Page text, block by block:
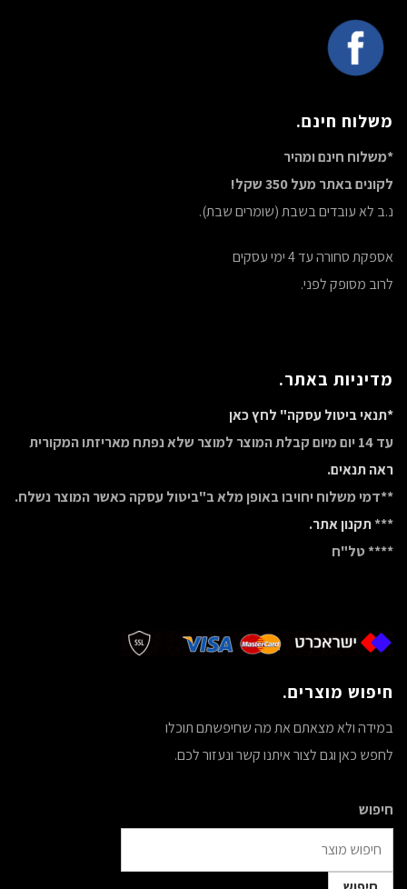
משלוח חינם.
*משלוח חינם ומהיר
לקונים באתר מעל 350 שקל!
נ.ב לא עובדים בשבת (שומרים שבת).
אספקת סחורה עד 4 ימי עסקים
לרוב מסופק לפני.
מדיניות באתר.
*תנאי ביטול עסקה" לחץ כאן
עד 14 יום מיום קבלת המוצר למוצר שלא נפתח מאריזתו המקורית
ראה תנאים.
**דמי משלוח יחויבו באופן מלא ב"ביטול עסקה כאשר המוצר נשלח.
***תקנון אתר.
**** טל"ח
חיפוש מוצרים.
במידה ולא מצאתם את מה שחיפשתם תוכלו
לחפש כאן וגם לצור איתנו קשר ונעזור לכם.
חיפוש